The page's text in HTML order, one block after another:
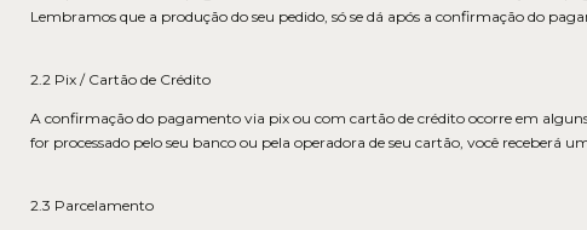
Lembramos que a produção do seu pedido, só se dá após a confirmação do
2.2 Pix / Cartão de Crédito
A confirmação do pagamento via pix ou com cartão de crédito ocorre em
for processado pelo seu banco ou pela operadora de seu cartão, você receberá
2.3 Parcelamento